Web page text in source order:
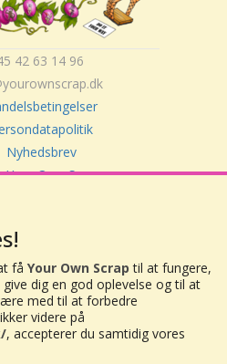
42 63 14 96
Nyhedsbrev
Your Own Scrap
Scrap
30416082
Hovedgade 20
Roskilde
få Your Own Scrap til at fungere,
dig en god oplevelse og til at
med til at forbedre
videre på
, accepterer du samtidig vores